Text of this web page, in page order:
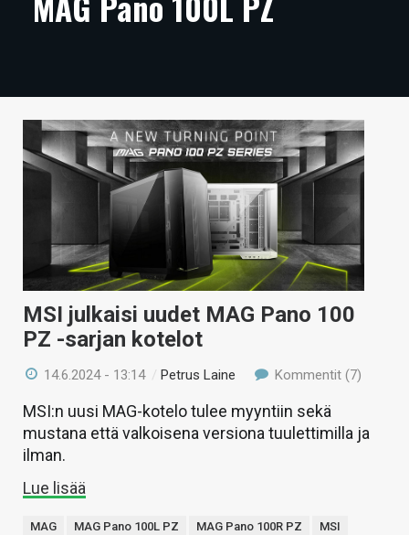
ARTIKKELIT
TECHBBS
TIETOA
HINTA.FI
KAUPPA
VAIHDA TEEMA
HAKU
MSI julkaisi uudet MAG Pano 100
PZ -sarjan kotelot
14.6.2024 - 13:14 /Petrus Laine Kommentit (7)
MSI:n uusi MAG-kotelo tulee myyntiin sekä
mustana että valkoisena versiona tuulettimilla ja
ilman.
Lue lisää
MAG MAG Pano 100L PZ MAG Pano 100R PZ
MSI